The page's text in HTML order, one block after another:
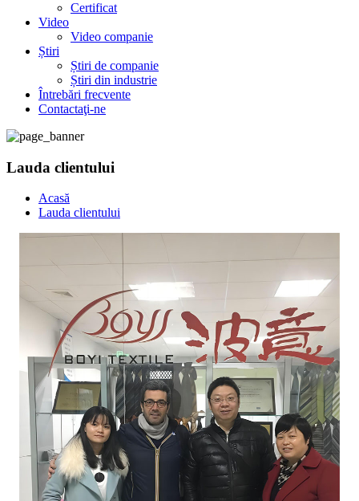
Certificat
Video
Video companie
Știri
Știri de companie
Știri din industrie
Întrebări frecvente
Contactaţi-ne
Lauda clientului
Acasă
Lauda clientului